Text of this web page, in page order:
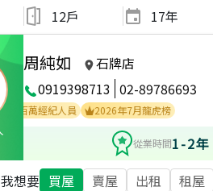
12戶 17年
周純如
石牌店
0919398713 02-89786693
經紀人員 2026年7月龍虎榜
從業時間1-2年
我想要 買屋 賣屋 出租 租屋